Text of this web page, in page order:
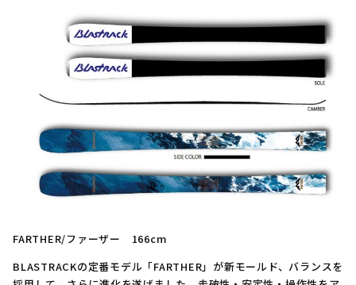
FARTHER/ファーザー 166cm
BLASTRACKの定番モデル「FARTHER」が新モールド、バランスを